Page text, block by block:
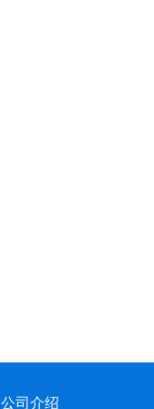
公司介绍